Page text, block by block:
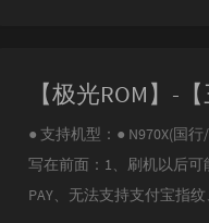
● 支持机型：● N970X(国
写在前面：1、刷机以后可
PAY、无法支持支付宝指